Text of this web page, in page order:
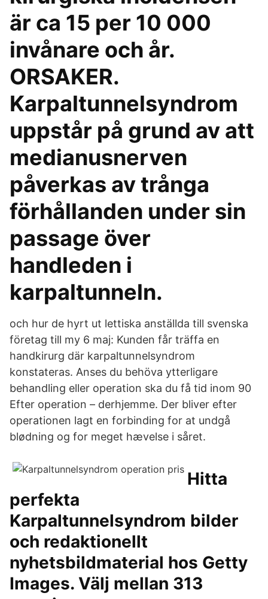
är ca 15 per 10 000
invånare och år.
ORSAKER.
Karpaltunnelsyndrom
uppstår på grund av att
medianusnerven
påverkas av trånga
förhållanden under sin
passage över
handleden i
karpaltunneln.
och hur de hyrt ut lettiska anställda till svenska
företag till my 6 maj: Kunden får träffa en
handkirurg där karpaltunnelsyndrom
konstateras. Anses du behöva ytterligare
behandling eller operation ska du få tid inom 90
Efter operation – derhjemme. Der bliver efter
operationen lagt en forbinding for at undgå
blødning og for meget hævelse i såret.
Hitta
perfekta
Karpaltunnelsyndrom bilder
och redaktionellt
nyhetsbildmaterial hos Getty
Images. Välj mellan 313